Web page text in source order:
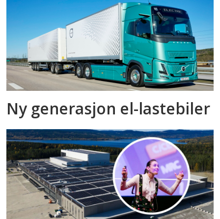
Ny generasjon el-lastebiler